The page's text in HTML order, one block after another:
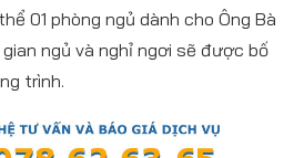
01 phòng ngủ dành cho Ông Bà
ngủ và nghỉ ngơi sẽ được bố
trình.